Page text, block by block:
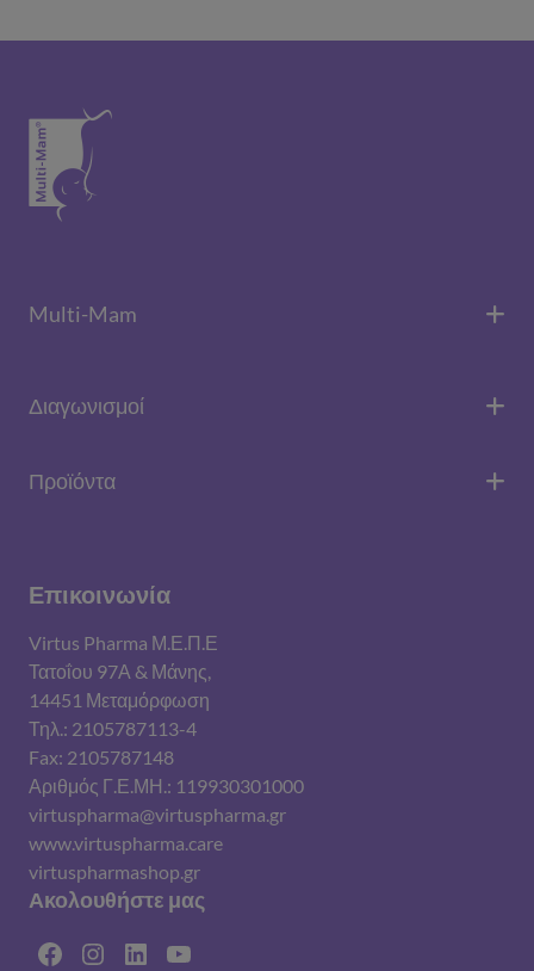
Multi-Mam
Διαγωνισμοί
Προϊόντα
Επικοινωνία
Virtus Pharma Μ.Ε.Π.Ε
Τατοΐου 97Α & Μάνης,
14451 Μεταμόρφωση
Τηλ.: 2105787113-4
Fax: 2105787148
Αριθμός Γ.Ε.ΜΗ.: 119930301000
virtuspharma@virtuspharma.gr
www.virtuspharma.care
virtuspharmashop.gr
Ακολουθήστε μας
Facebook
Instagram
LinkedinYouTube